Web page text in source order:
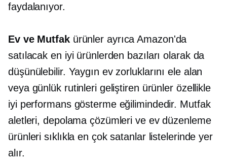
faydalanıyor.
Ev ve Mutfakürünler ayrıca Amazon'da
satılacak en iyi ürünlerden bazıları olarak da
düşünülebilir. Yaygın ev zorluklarını ele alan
veya günlük rutinleri geliştiren ürünler özellikle
iyi performans gösterme eğilimindedir. Mutfak
aletleri, depolama çözümleri ve ev düzenleme
ürünleri sıklıkla en çok satanlar listelerinde yer
alır.